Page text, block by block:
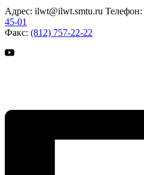
Адрес: ilwt@ilwt.smtu.ru Телефон:
45-01
Факс: (812) 757-22-22